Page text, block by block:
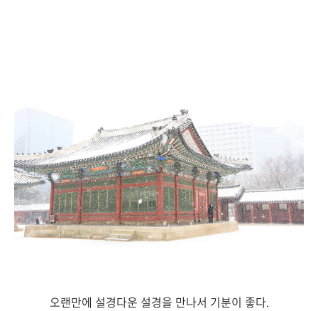
오랜만에 설경다운 설경을 만나서 기분이 좋다.